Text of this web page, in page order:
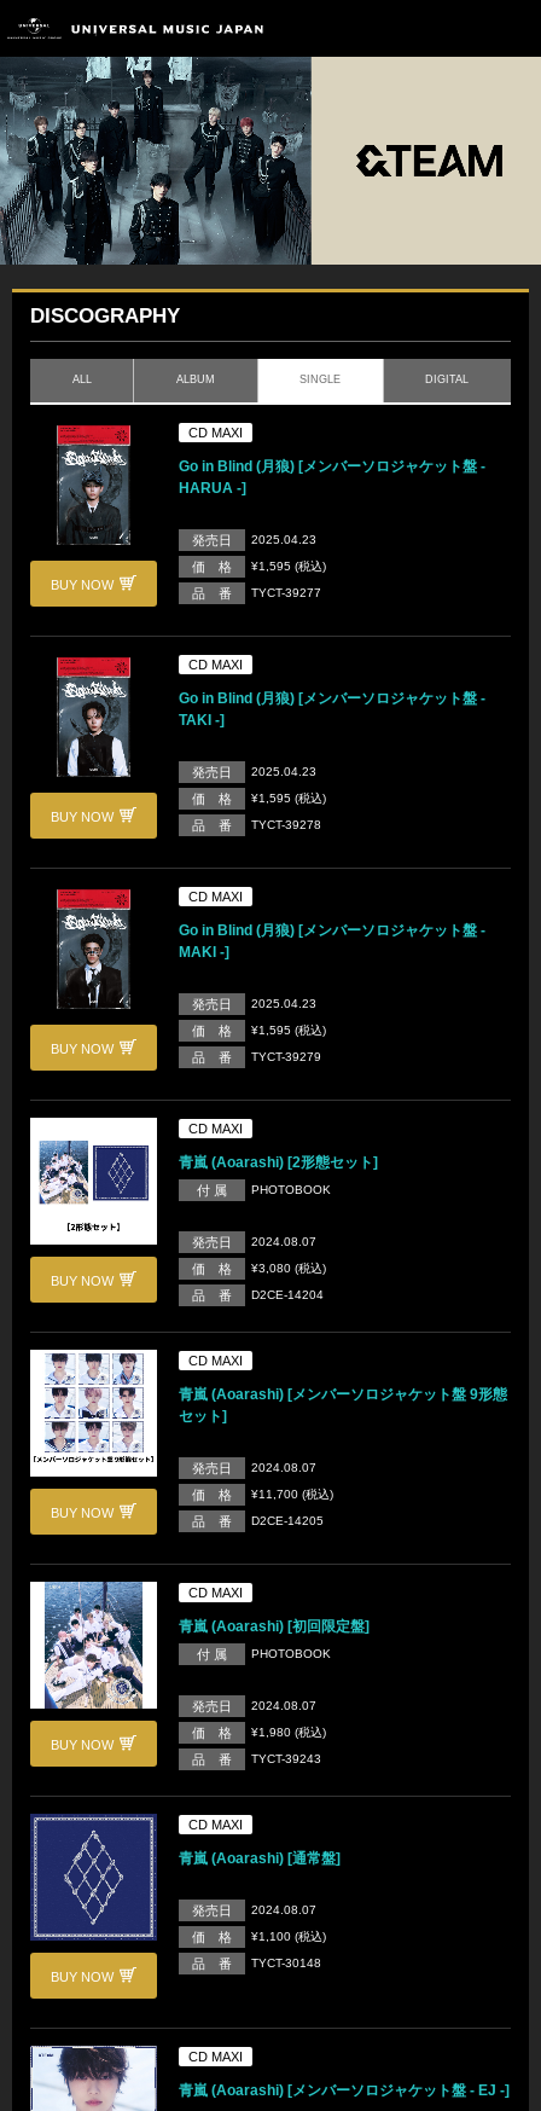
DISCOGRAPHY
ALL ALBUM SINGLE DIGITAL
BUY NOW
CD MAXI
Go in Blind (月狼) [メンバーソロジャケット盤 -
HARUA -]
発売日 2025.04.23
価 格 ¥1,595 (税込)
品 番 TYCT-39277
BUY NOW
CD MAXI
Go in Blind (月狼) [メンバーソロジャケット盤 -
TAKI -]
発売日 2025.04.23
価 格 ¥1,595 (税込)
品 番 TYCT-39278
BUY NOW
CD MAXI
Go in Blind (月狼) [メンバーソロジャケット盤 -
MAKI -]
発売日 2025.04.23
価 格 ¥1,595 (税込)
品 番 TYCT-39279
BUY NOW
CD MAXI
青嵐 (Aoarashi) [2形態セット]
付 属 PHOTOBOOK
発売日 2024.08.07
価 格 ¥3,080 (税込)
品 番 D2CE-14204
BUY NOW
CD MAXI
青嵐 (Aoarashi) [メンバーソロジャケット盤 9形態
セット]
発売日 2024.08.07
価 格 ¥11,700 (税込)
品 番 D2CE-14205
BUY NOW
CD MAXI
青嵐 (Aoarashi) [初回限定盤]
付 属 PHOTOBOOK
発売日 2024.08.07
価 格 ¥1,980 (税込)
品 番 TYCT-39243
BUY NOW
CD MAXI
青嵐 (Aoarashi) [通常盤]
発売日 2024.08.07
価 格 ¥1,100 (税込)
品 番 TYCT-30148
CD MAXI
青嵐 (Aoarashi) [メンバーソロジャケット盤 - EJ -]